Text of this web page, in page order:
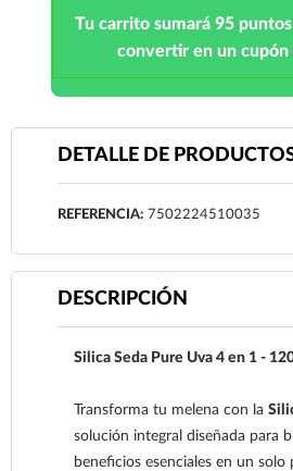
Tu carrito sumará 95
convertir en un cupón
DETALLE DE
REFERENCIA: 7502224510035
DESCRIPCIÓN
Silica Seda Pure Uva 4 en 1 -
Transforma tu melena con la
solución integral diseñada para
beneficios esenciales en un solo